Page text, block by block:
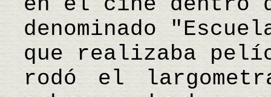
denominado
que realizaba
rodó el